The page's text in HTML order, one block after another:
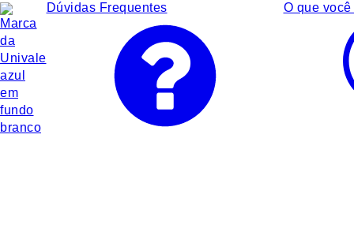
Dúvidas Frequentes O que